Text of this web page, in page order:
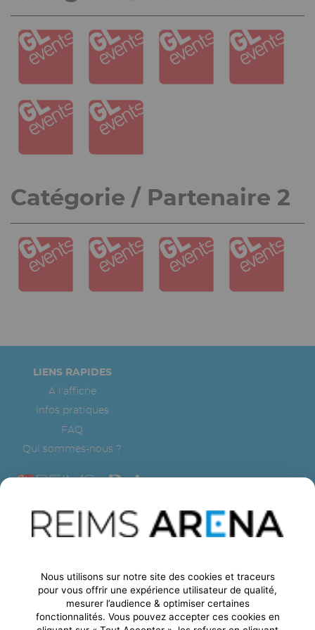
Catégorie / Partenaire 2
LIENS RAPIDES
A l'affiche
Infos pratiques
FAQ
Qui sommes-nous ?
Formulaire de contact
24 boulevard Jules César
51100- REIMS
Nous utilisons sur notre site des cookies et traceurs
pour vous offrir une expérience utilisateur de qualité,
mesurer l’audience & optimiser certaines
fonctionnalités. Vous pouvez accepter ces cookies en